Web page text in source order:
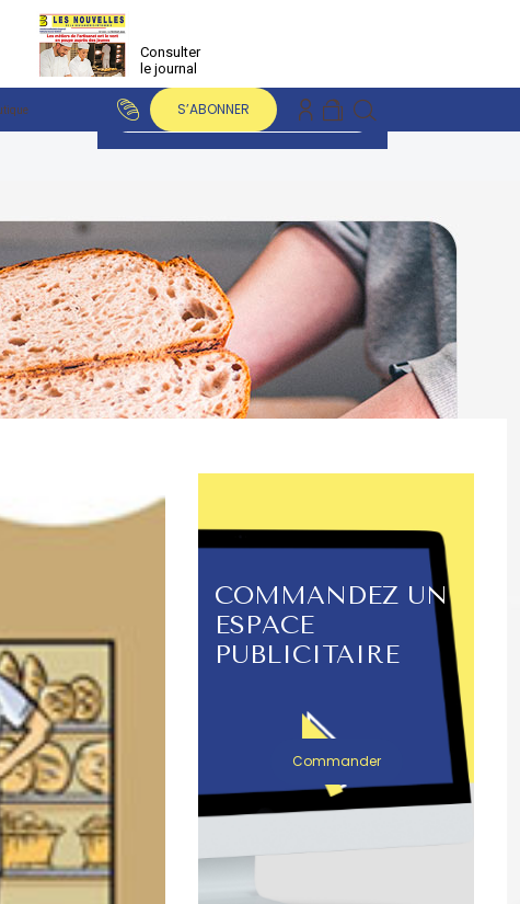
Consulter
le journal
S’ABONNER
COMMANDEZ UN
ESPACE
PUBLICITAIRE
Commander